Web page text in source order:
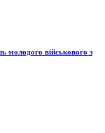
молодого військового з